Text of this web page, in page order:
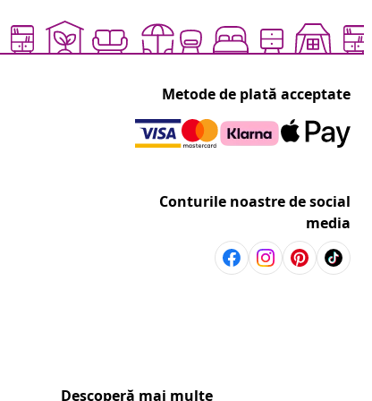
Metode de plată acceptate
Conturile noastre de social
media
Descoperă mai multe